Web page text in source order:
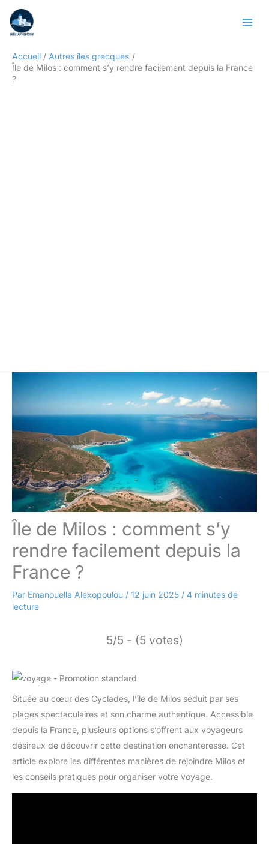
contenu
Accueil
Autres îles grecques
Île de Milos : comment s’y rendre facilement depuis la France
?
Île de Milos : comment s’y
rendre facilement depuis la
France ?
Par Emanouella Alexopoulou / 12 juin 2025 / 4 minutes de
lecture
5/5 - (5 votes)
Située au cœur des Cyclades, l’île de Milos séduit par ses
plages spectaculaires et son charme authentique. Accessible
depuis la France, plusieurs options s’offrent aux voyageurs
désireux de découvrir cette destination enchanteresse. Cet
article explore les différentes manières de rejoindre Milos et
les conseils pratiques pour organiser votre voyage.
Rechercher